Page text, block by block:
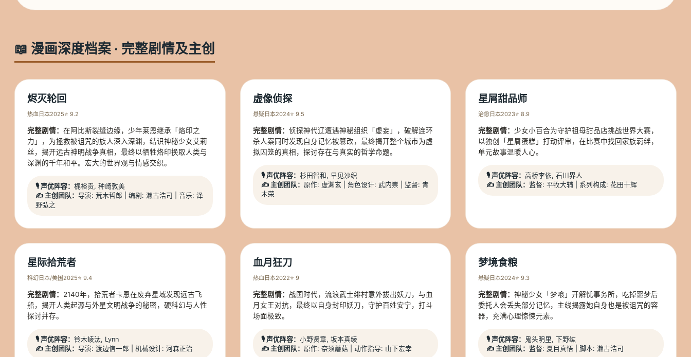
📖 漫画深度档案 · 完整剧情及主创
烬灭轮回
热血 日本2025⭐ 9.2
完整剧情： 在阿比斯裂缝边缘，少年莱恩继承「烙印之
力」，为拯救被诅咒的族人深入深渊，结识神秘少女艾莉
丝，揭开远古神明战争真相，最终以牺牲烙印换取人类与
深渊的千年和平。宏大的世界观与情感交织。
🎙️ 声优阵容： 梶裕贵, 种崎敦美
✍️ 主创团队： 导演: 荒木哲郎 | 编剧: 濑古浩司 | 音乐: 泽
野弘之
虚像侦探
悬疑日本2024⭐ 9.5
完整剧情： 侦探神代辽遭遇神秘组织「虚妄」，破解连环
杀人案同时发现自身记忆被篡改，最终揭开整个城市为虚
拟囚笼的真相，探讨存在与真实的哲学命题。
🎙️ 声优阵容： 杉田智和, 早见沙织
✍️ 主创团队： 原作: 虚渊玄 | 角色设计: 武内崇 | 监督: 青
木荣
星屑甜品师
治愈日本2023⭐ 8.9
完整剧情： 少女小百合为守护祖母甜品店挑战世界大赛，
以独创「星屑蛋糕」打动评审，在比赛中找回家族羁绊，
单元故事温暖人心。
🎙️ 声优阵容：高桥李依, 石川界人
✍️ 主创团队： 监督: 平牧大辅 | 系列构成: 花田十辉
星际拾荒者
科幻日本/美国 2025⭐ 9.4
完整剧情： 2140年，拾荒者卡恩在废弃星域发现远古飞
船，揭开人类起源与外星文明战争的秘密，硬科幻与人性
探讨并存。
🎙️ 声优阵容： 铃木崚汰, Lynn
✍️ 主创团队： 导演: 渡边信一郎 | 机械设计: 河森正治
血月狂刀
热血 日本2022⭐ 9
完整剧情： 战国时代，流浪武士绯村意外拔出妖刀，与血
月女王对抗，最终以自身封印妖刀，守护百姓安宁，打斗
场面极致。
🎙️ 声优阵容： 小野贤章, 坂本真绫
✍️ 主创团队： 原作: 奈须蘑菇 | 动作指导: 山下宏幸
梦境食粮
悬疑日本2024⭐ 9.3
完整剧情：神秘少女「梦喰」开解忧事务所，吃掉噩梦后
委托人会丢失部分记忆，主线揭露她自身也是被诅咒的容
器，充满心理惊悚元素。
🎙️ 声优阵容：
鬼头明里, 下野纮
✍️ 主创团队： 监督: 夏目真悟 | 脚本: 濑古浩司